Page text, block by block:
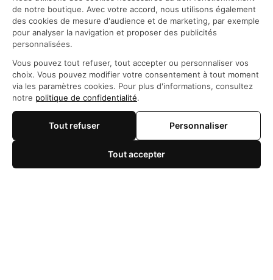
Siège social: 21 Rue des Filles du Calvaire, 75003
Paris, France
WhatsApp: https://wa.me/+84966206648
support@maisonotaku.com
de notre boutique. Avec votre accord, nous utilisons également
des cookies de mesure d'audience et de marketing, par exemple
pour analyser la navigation et proposer des publicités
personnalisées.
Vous pouvez tout refuser, tout accepter ou personnaliser vos
choix. Vous pouvez modifier votre consentement à tout moment
via les paramètres cookies. Pour plus d'informations, consultez
notre politique de confidentialité.
Tout refuser Personnaliser
Tout accepter